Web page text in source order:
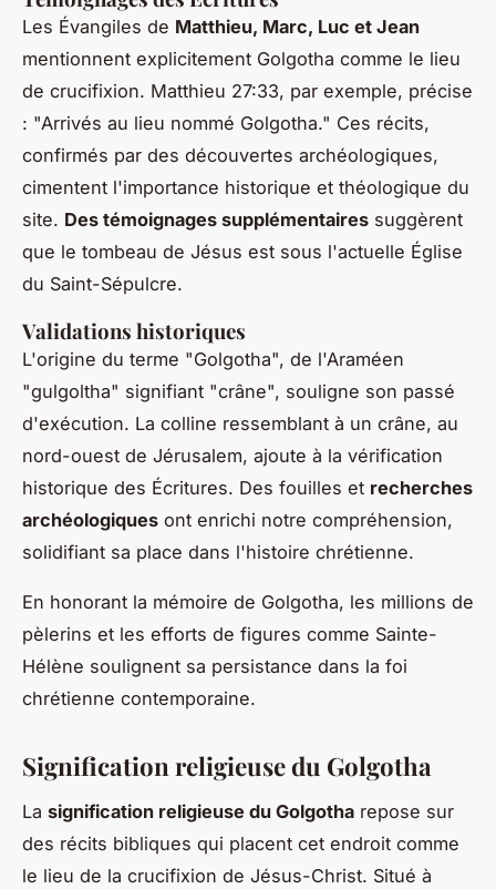
Les Évangiles de Matthieu, Marc, Luc et Jean
mentionnent explicitement Golgotha comme le lieu
de crucifixion. Matthieu 27:33, par exemple, précise
: "Arrivés au lieu nommé Golgotha." Ces récits,
confirmés par des découvertes archéologiques,
cimentent l'importance historique et théologique du
site. Des témoignages supplémentaires suggèrent
que le tombeau de Jésus est sous l'actuelle Église
du Saint-Sépulcre.
Validations historiques
L'origine du terme "Golgotha", de l'Araméen
"gulgoltha" signifiant "crâne", souligne son passé
d'exécution. La colline ressemblant à un crâne, au
nord-ouest de Jérusalem, ajoute à la vérification
historique des Écritures. Des fouilles et recherches
archéologiques ont enrichi notre compréhension,
solidifiant sa place dans l'histoire chrétienne.
En honorant la mémoire de Golgotha, les millions de
pèlerins et les efforts de figures comme Sainte-
Hélène soulignent sa persistance dans la foi
chrétienne contemporaine.
Signification religieuse du Golgotha
La signification religieuse du Golgotha repose sur
des récits bibliques qui placent cet endroit comme
le lieu de la crucifixion de Jésus-Christ. Situé à